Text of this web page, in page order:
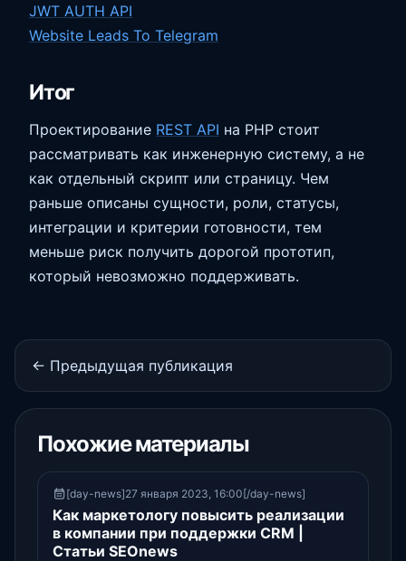
JWT AUTH API
Website Leads To Telegram
Итог
Проектирование REST API на PHP стоит
рассматривать как инженерную систему, а не
как отдельный скрипт или страницу. Чем
раньше описаны сущности, роли, статусы,
интеграции и критерии готовности, тем
меньше риск получить дорогой прототип,
который невозможно поддерживать.
← Предыдущая публикация
Похожие материалы
[day-news]27 января 2023, 16:00[/day-news]
Как маркетологу повысить реализации
в компании при поддержки CRM |
Статьи SEOnews